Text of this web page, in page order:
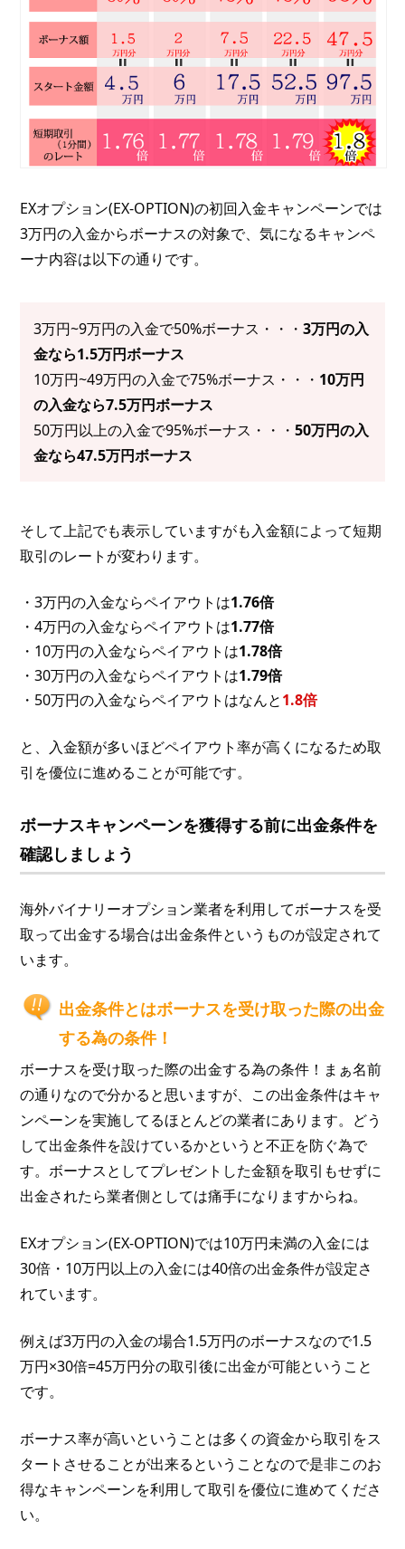
EXオプション(EX-OPTION)の初回入金キャンペーンでは
3万円の入金からボーナスの対象で、気になるキャンペ
ーナ内容は以下の通りです。
3万円~9万円の入金で50%ボーナス・・・3万円の入
金なら1.5万円ボーナス
10万円~49万円の入金で75%ボーナス・・・ 10万円
の入金なら7.5万円ボーナス
50万円以上の入金で95%ボーナス・・・50万円の入
金なら47.5万円ボーナス
そして上記でも表示していますがも入金額によって短期
取引のレートが変わります。
・3万円の入金ならペイアウトは1.76倍
・4万円の入金ならペイアウトは1.77倍
・10万円の入金ならペイアウトは1.78倍
・30万円の入金ならペイアウトは1.79倍
・50万円の入金ならペイアウトはなんと1.8倍
と、入金額が多いほどペイアウト率が高くになるため取
引を優位に進めることが可能です。
ボーナスキャンペーンを獲得する前に出金条件を
確認しましょう
海外バイナリーオプション業者を利用してボーナスを受
取って出金する場合は出金条件というものが設定されて
います。
出金条件とはボーナスを受け取った際の出金
する為の条件！
ボーナスを受け取った際の出金する為の条件！まぁ名前
の通りなので分かると思いますが、この出金条件はキャ
ンペーンを実施してるほとんどの業者にあります。どう
して出金条件を設けているかというと不正を防ぐ為で
す。ボーナスとしてプレゼントした金額を取引もせずに
出金されたら業者側としては痛手になりますからね。
EXオプション(EX-OPTION)では10万円未満の入金には
30倍・10万円以上の入金には40倍の出金条件が設定さ
れています。
例えば3万円の入金の場合1.5万円のボーナスなので1.5
万円×30倍=45万円分の取引後に出金が可能ということ
です。
ボーナス率が高いということは多くの資金から取引をス
タートさせることが出来るということなので是非このお
得なキャンペーンを利用して取引を優位に進めてくださ
い。